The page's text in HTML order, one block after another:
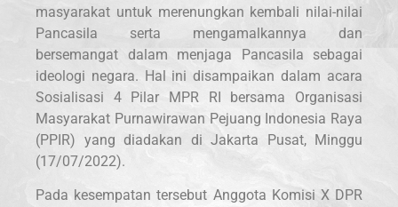
masyarakat untuk merenungkan kembali nilai-nilai
Pancasila serta mengamalkannya dan
bersemangat dalam menjaga Pancasila sebagai
ideologi negara. Hal ini disampaikan dalam acara
Sosialisasi 4 Pilar MPR RI bersama Organisasi
Masyarakat Purnawirawan Pejuang Indonesia Raya
(PPIR) yang diadakan di Jakarta Pusat, Minggu
(17/07/2022).
Pada kesempatan tersebut Anggota Komisi X DPR